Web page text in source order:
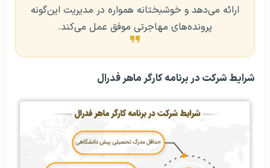
ارائه می‌دهد و خوشبختانه همواره در مدیریت این‌گونه
پرونده‌های مهاجرتی موفق عمل می‌کند.
شرایط شرکت در برنامه‌ کارگر ماهر فدرال